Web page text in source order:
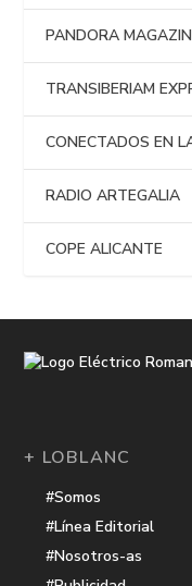
PANDORA
TRANSIBERIAM
CONECTADOS EN
RADIO ARTEGALIA
COPE ALICANTE
+ LOBLANC
#Somos
#Línea Editorial
#Nosotros-as